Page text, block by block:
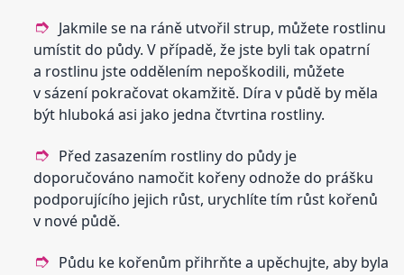
Jakmile se na ráně utvořil strup, můžete rostlinu
umístit do půdy. V případě, že jste byli tak opatrní
a rostlinu jste oddělením nepoškodili, můžete
v sázení pokračovat okamžitě. Díra v půdě by měla
být hluboká asi jako jedna čtvrtina rostliny.
Před zasazením rostliny do půdy je
doporučováno namočit kořeny odnože do prášku
podporujícího jejich růst, urychlíte tím růst kořenů
v nové půdě.
Půdu ke kořenům přihrňte a upěchujte, aby byla